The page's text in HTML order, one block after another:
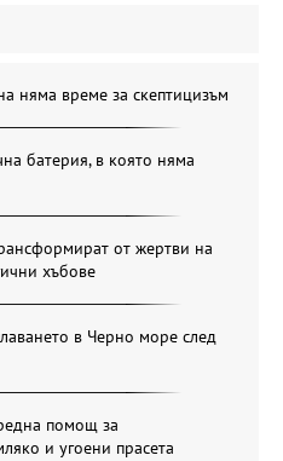
няма време за скептицизъм
батерия, в която няма
от жертви на
хъбове
в Черно море след
помощ за
и угоени прасета